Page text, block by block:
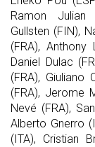
Ramon Julian
Gullsten (FIN),
(FRA), Anthony
Daniel Dulac
(FRA), Giuliano
(FRA), Jerome
Nevé (FRA),
Alberto Gnerro
(ITA), Cristian